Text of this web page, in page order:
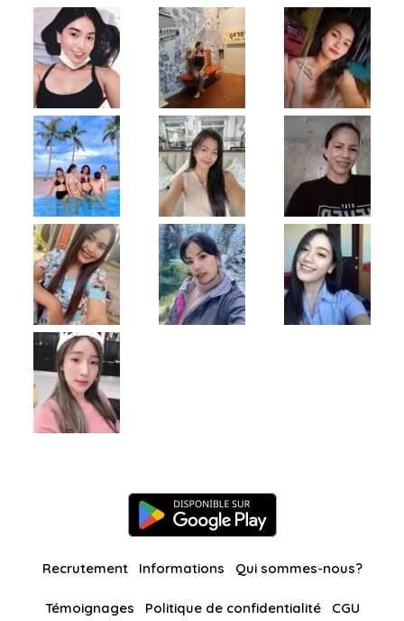
Recrutement Informations Qui sommes-nous?
Témoignages Politique de confidentialité CGU